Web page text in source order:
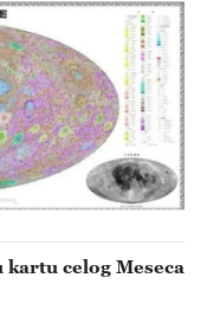
celog Meseca